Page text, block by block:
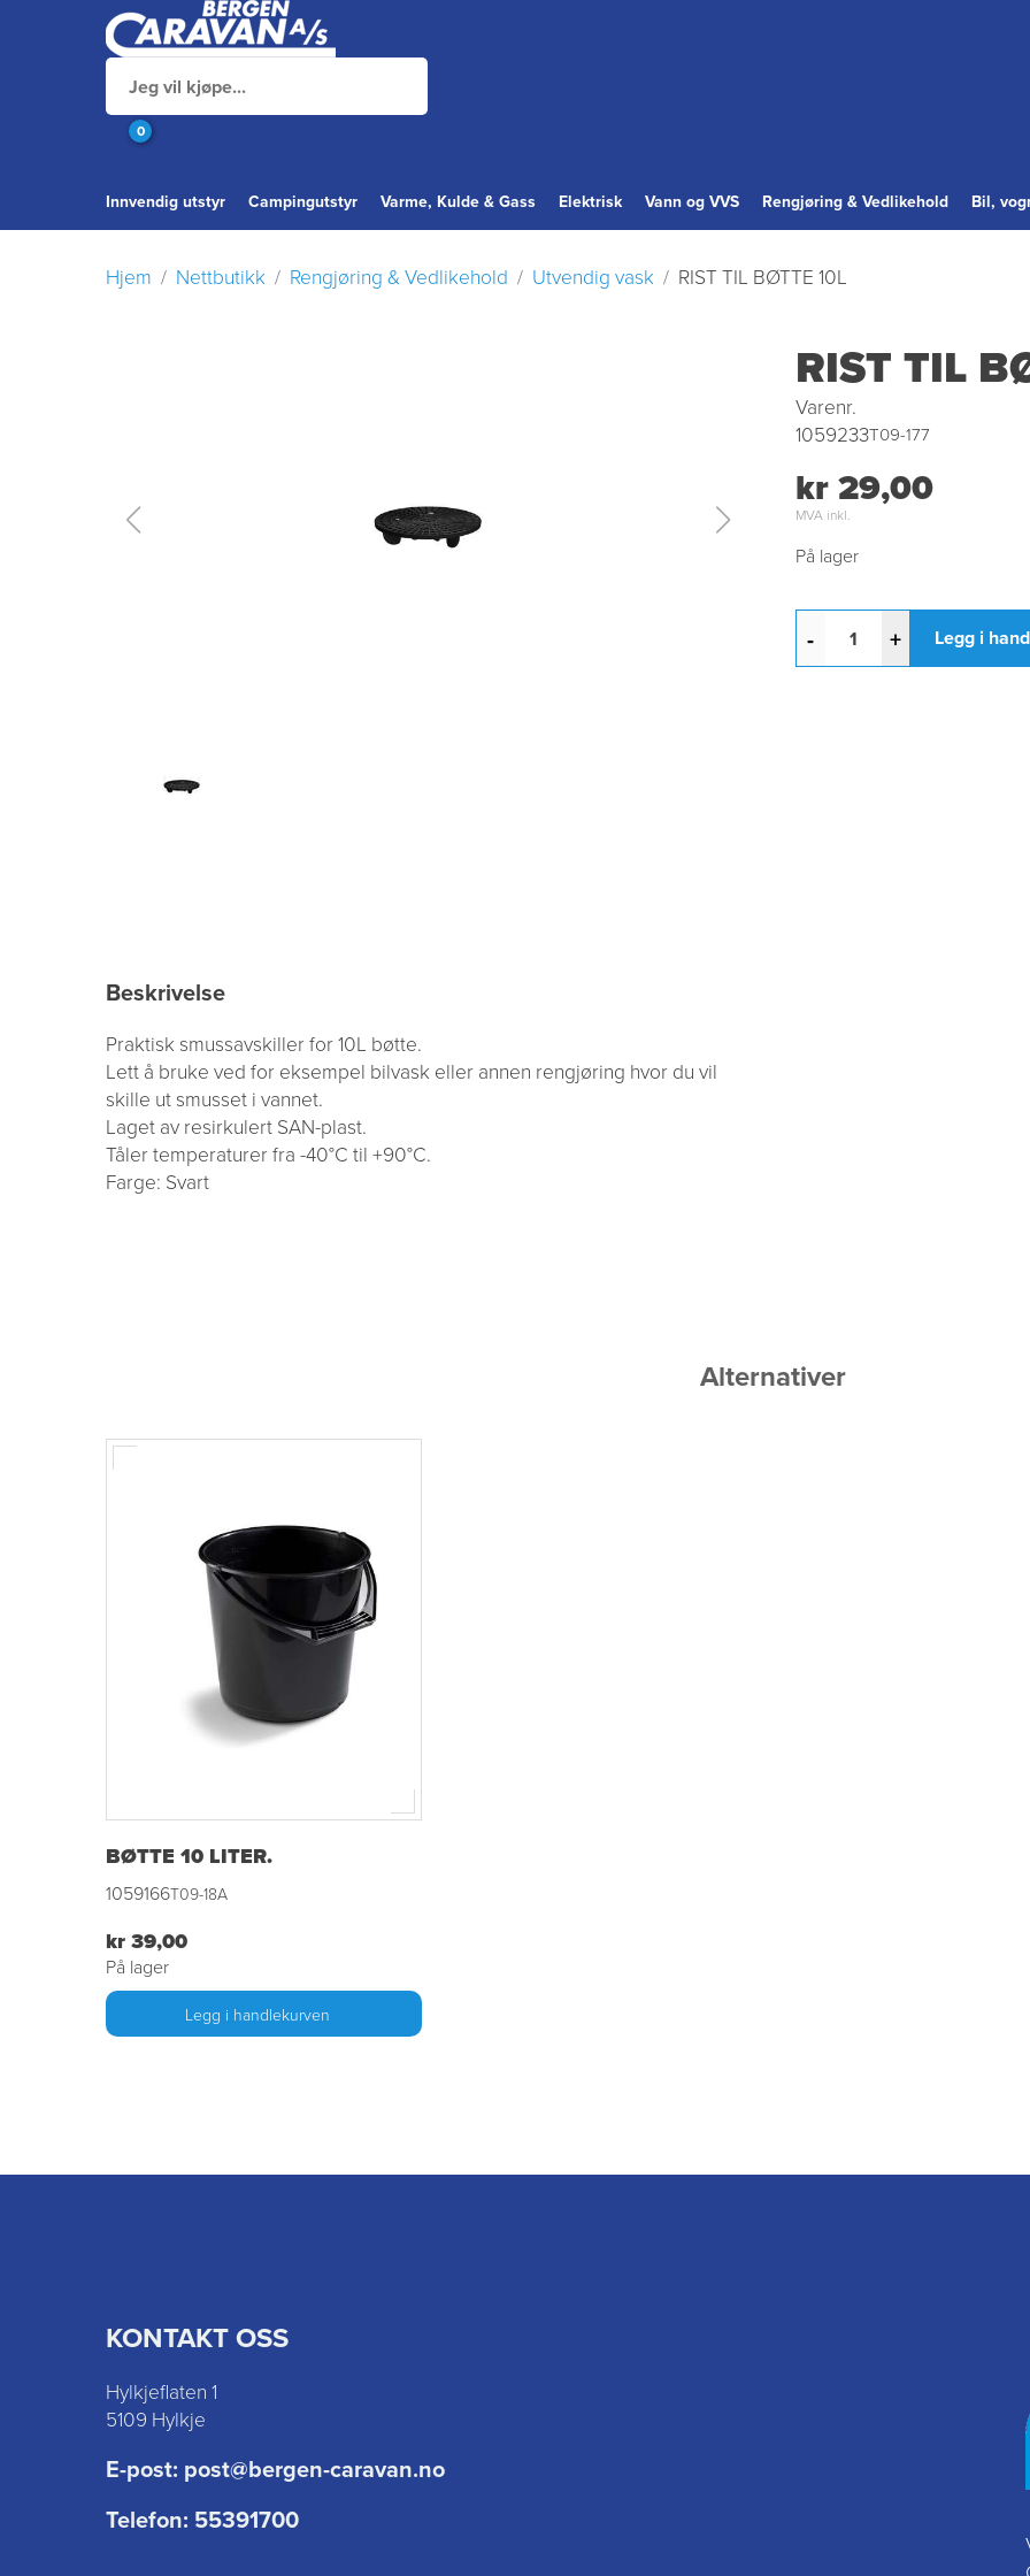
0
Innvendig utstyr Campingutstyr Varme, Kulde & Gass Elektrisk Vann og VVS Rengjøring & Vedlikehold Bil,
Hjem Nettbutikk Rengjøring & Vedlikehold Utvendig vask RIST TIL BØTTE 10L
RIST TIL
Varenr.
1059233T09-177
kr 29,00
MVA inkl.
På lager
- + Legg i
Beskrivelse
Praktisk smussavskiller for 10L bøtte.
Lett å bruke ved for eksempel bilvask eller annen rengjøring hvor du vil
skille ut smusset i vannet.
Laget av resirkulert SAN-plast.
Tåler temperaturer fra -40°C til +90°C.
Farge: Svart
Alternativer
BØTTE 10 LITER.
1059166T09-18A
kr 39,00
På lager
Legg i handlekurven
KONTAKT OSS
Hylkjeflaten 1
5109 Hylkje
E-post: post@bergen-caravan.no
Telefon: 55391700